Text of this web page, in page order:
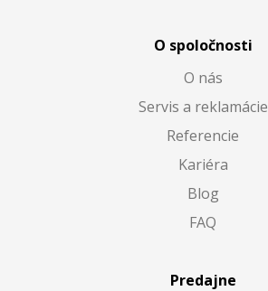
O spoločnosti
O nás
Servis a reklamácie
Referencie
Kariéra
Blog
FAQ
Predajne